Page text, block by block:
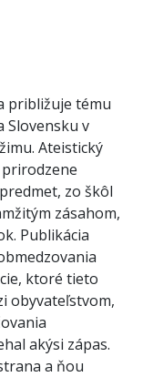
približuje tému
Slovensku v
Ateistický
zo škôl
zásahom,
Publikácia
ktoré tieto
obyvateľstvom,
akýsi zápas.
a ňou